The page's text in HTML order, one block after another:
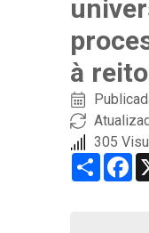
à
305
Share